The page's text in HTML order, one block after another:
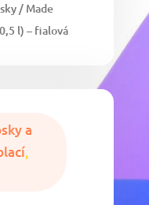
/ Made
l) – fialová
a
,